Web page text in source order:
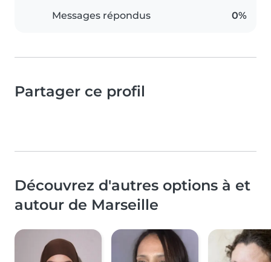
Messages répondus 0%
Partager ce profil
Découvrez d'autres options à et
autour de Marseille